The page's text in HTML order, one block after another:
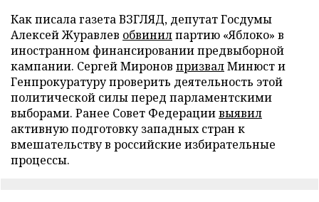
Как писала газета ВЗГЛЯД, депутат Госдумы
Алексей Журавлев обвинилпартию «Яблоко» в
иностранном финансировании предвыборной
кампании. Сергей Миронов призвалМинюст и
Генпрокуратуру проверить деятельность этой
политической силы перед парламентскими
выборами. Ранее Совет Федерациивыявил
активную подготовку западных стран к
вмешательству в российские избирательные
процессы.